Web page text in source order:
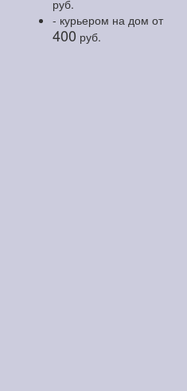
руб.
- курьером на дом от
400 руб.